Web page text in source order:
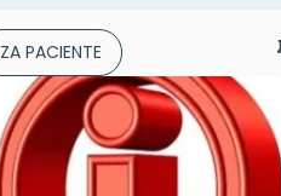
ZA PACIENTE